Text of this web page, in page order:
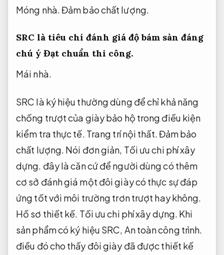
Móng nhà.Đảm bảo chất lượng.
SRC là tiêu chí đánh giá độ bám sàn đáng
chú ý Đạt chuẩn thi công.
Mái nhà.
SRC là ký hiệu thường dùng để chỉ khả năng
chống trượt của giày bảo hộ trong điều kiện
kiểm tra thực tế. Trang trí nội thất. Đảm bảo
chất lượng. Nói đơn giản, Tối ưu chi phí xây
dựng. đây là căn cứ để người dùng có thêm
cơ sở đánh giá một đôi giày có thực sự đáp
ứng tốt với môi trường trơn trượt hay không.
Hồ sơ thiết kế. Tối ưu chi phí xây dựng. Khi
sản phẩm có ký hiệu SRC, An toàn công trình.
điều đó cho thấy đôi giày đã được thiết kế